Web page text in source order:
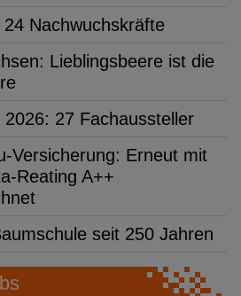
24 Nachwuchskräfte
Lieblingsbeere ist die
2026: 27 Fachaussteller
Versicherung: Erneut mit
Reating A++
seit 250 Jahren